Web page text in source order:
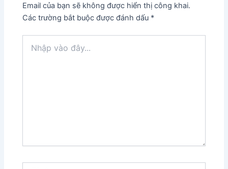
Email của bạn sẽ không được hiển thị công khai.
Các trường bắt buộc được đánh dấu *
vào